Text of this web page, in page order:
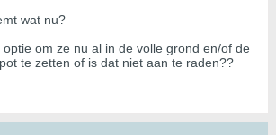
wat nu?
om ze nu al in de volle grond en/of de
te zetten of is dat niet aan te raden??